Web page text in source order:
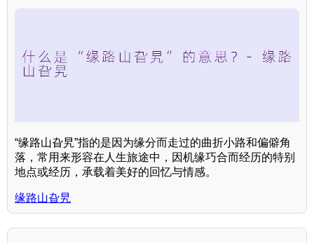
“缘路山旮旯”指的是因为缘分而走过的曲折小路和偏僻角
落，常用来形容在人生旅途中，因机缘巧合而经历的特别
地点或经历，承载着美好的回忆与情感。
缘路山旮旯